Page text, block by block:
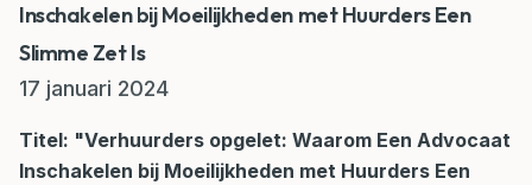
Inschakelen bij Moeilijkheden met Huurders Een
Slimme Zet Is
17 januari 2024
Titel: "Verhuurders opgelet: Waarom Een Advocaat
Inschakelen bij Moeilijkheden met Huurders Een